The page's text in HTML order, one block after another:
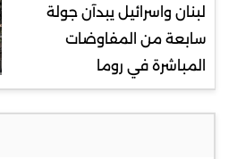
لبنان واسرائيل يبدآن جولة
سابعة من المفاوضات
المباشرة في روما